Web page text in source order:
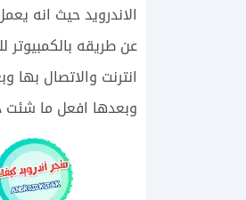
الاندرويد حيث انه
عن طريقه
انترنت والاتصال
وبعدها افعل ما